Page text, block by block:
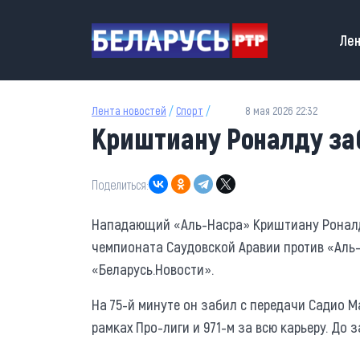
Лента новостей / Спорт / 8 мая 2026 22:32
Криштиану Роналду
Поделиться:
Нападающий «Аль-Насра» Криштиану
чемпионата Саудовской Аравии против
«Беларусь.Новости».
На 75-й минуте он забил с передачи Садио
рамках Про-лиги и 971-м за всю карьеру. До